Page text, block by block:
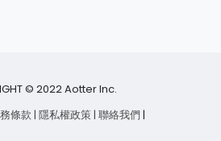
© 2022 Aotter Inc.
條款| 隱私權政策| 聯絡我們 |